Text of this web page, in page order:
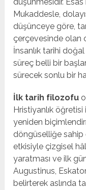
Mukaddesle,
düşünceye göre,
çerçevesinde olan
İnsanlık tarihi
süreç belli bir
sürecek sonlu bir
İlk tarih filozofu
Hristiyanlık öğretisi
yeniden
döngüselliğe
etkisiyle çizgisel
yaratması ve ilk
Augustinus,
belirterek aslında